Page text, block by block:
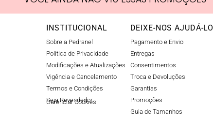
INSTITUCIONAL
Sobre a Pedranel
Política de Privacidade
Modificações e Atualizações
Vigência e Cancelamento
Termos e Condições
Seja Revendedor
Gerenciar Cookies​
DEIXE-NOS AJUDÁ-LO
Pagamento e Envio
Entregas
Consentimentos
Troca e Devoluções
Garantias
Promoções
Guia de Tamanhos